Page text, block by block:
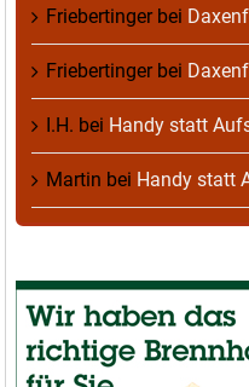
Friebertingerbei
Friebertingerbei
I.H. bei Handy statt
Martin bei Handy statt